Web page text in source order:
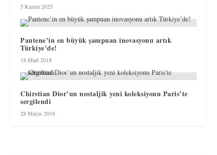
5 Kasım 2025
Pantene’in en büyük şampuan inovasyonu artık
Türkiye’de!
18 Mart 2018
Chirstian Dior’un nostaljik yeni koleksiyonu Paris’te
sergilendi
28 Mayıs 2018